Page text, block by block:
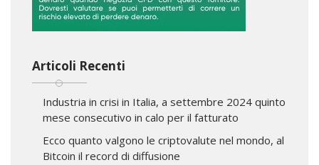
Articoli Recenti
Industria in crisi in Italia, a settembre 2024 quinto
mese consecutivo in calo per il fatturato
Ecco quanto valgono le criptovalute nel mondo, al
Bitcoin il record di diffusione